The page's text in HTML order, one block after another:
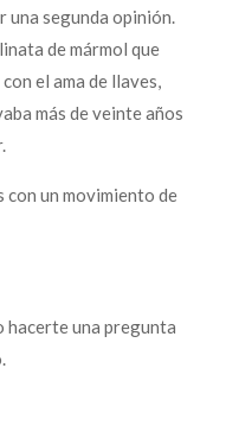
una segunda opinión.
de mármol que
el ama de llaves,
más de veinte años
con un movimiento de
hacerte una pregunta